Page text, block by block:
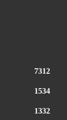
7312
1534
1332